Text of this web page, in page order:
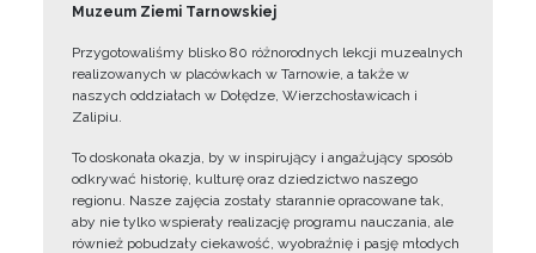
Muzeum Ziemi Tarnowskiej
Przygotowaliśmy blisko 80 różnorodnych lekcji muzealnych
realizowanych w placówkach w Tarnowie, a także w
naszych oddziałach w Dołędze, Wierzchosławicach i
Zalipiu.
To doskonała okazja, by w inspirujący i angażujący sposób
odkrywać historię, kulturę oraz dziedzictwo naszego
regionu. Nasze zajęcia zostały starannie opracowane tak,
aby nie tylko wspierały realizację programu nauczania, ale
również pobudzały ciekawość, wyobraźnię i pasję młodych